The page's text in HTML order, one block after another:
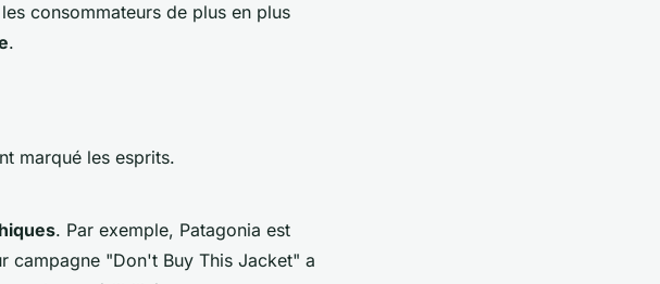
consommateurs de plus en plus
.
marqué les esprits.
. Par exemple, Patagonia est
campagne "Don't Buy This Jacket" a